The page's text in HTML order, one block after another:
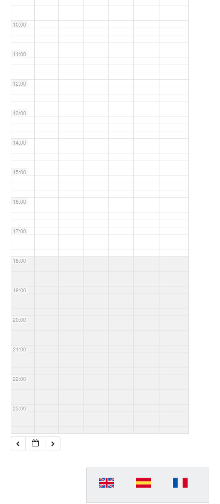
10:00
11:00
12:00
13:00
14:00
15:00
16:00
17:00
18:00
19:00
20:00
21:00
22:00
23:00